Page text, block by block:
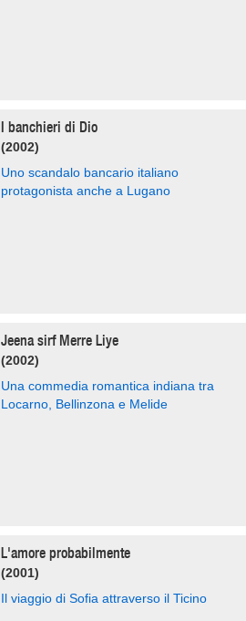
I banchieri di Dio
(2002)
Uno scandalo bancario italiano
protagonista anche a Lugano
Jeena sirf Merre Liye
(2002)
Una commedia romantica indiana tra
Locarno, Bellinzona e Melide
L'amore probabilmente
(2001)
Il viaggio di Sofia attraverso il Ticino